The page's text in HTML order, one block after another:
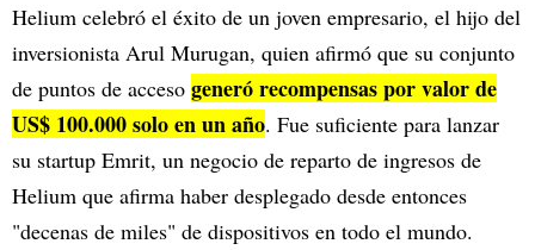
Helium celebró el éxito de un joven empresario, el hijo del
inversionista Arul Murugan, quien afirmó que su conjunto
de puntos de acceso generó recompensas por valor de
US$ 100.000 solo en un año. Fue suficiente para lanzar
su startup Emrit, un negocio de reparto de ingresos de
Helium que afirma haber desplegado desde entonces
"decenas de miles" de dispositivos en todo el mundo.